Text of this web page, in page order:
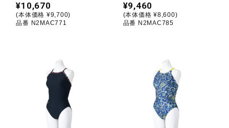
サポーター
健康／エクササイズ
¥10,670
(本体価格 ¥9,700)
品番 N2MAC771
¥9,460
(本体価格 ¥8,600)
品番 N2MAC785